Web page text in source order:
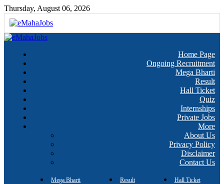
Skip
content
Thursday, August 06, 2026
eMahaJobs
Every Job Matters!!!
Home Page
Ongoing Recruitment
Mega Bharti
Result
Hall Ticket
Quiz
Internships
Private Jobs
More
About Us
Privacy Policy
Disclaimer
Contact Us
Mega Bharti Result Hall Ticket